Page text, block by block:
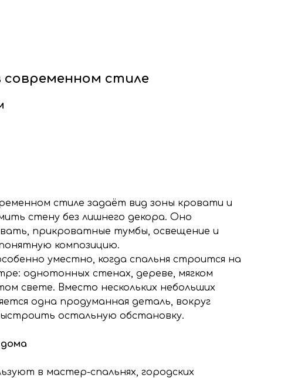
современном стиле
стиле задаёт вид зоны кровати и
стену без лишнего декора. Оно
прикроватные тумбы, освещение и
композицию.
уместно, когда спальня строится на
однотонных стенах, дереве, мягком
свете. Вместо нескольких небольших
одна продуманная деталь, вокруг
остальную обстановку.
в мастер-спальнях, городских